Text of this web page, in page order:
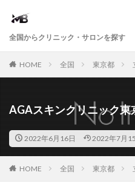
全国からクリニック・サロンを探す
HOME 全国 東京都
AGAスキンクリニック東
2022年6月16日 2022年7月
HOME 全国 東京都